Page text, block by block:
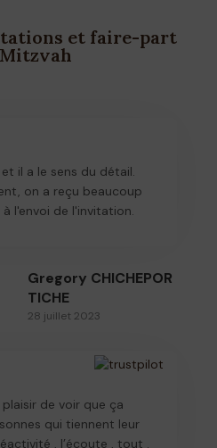
et faire-part
il a le sens du détail.
on a reçu beaucoup
l'envoi de l'invitation.
Gregory CHICHEPOR
TICHE
28 juillet 2023
de voir que ça
qui tiennent leur
, l’écoute , tout .